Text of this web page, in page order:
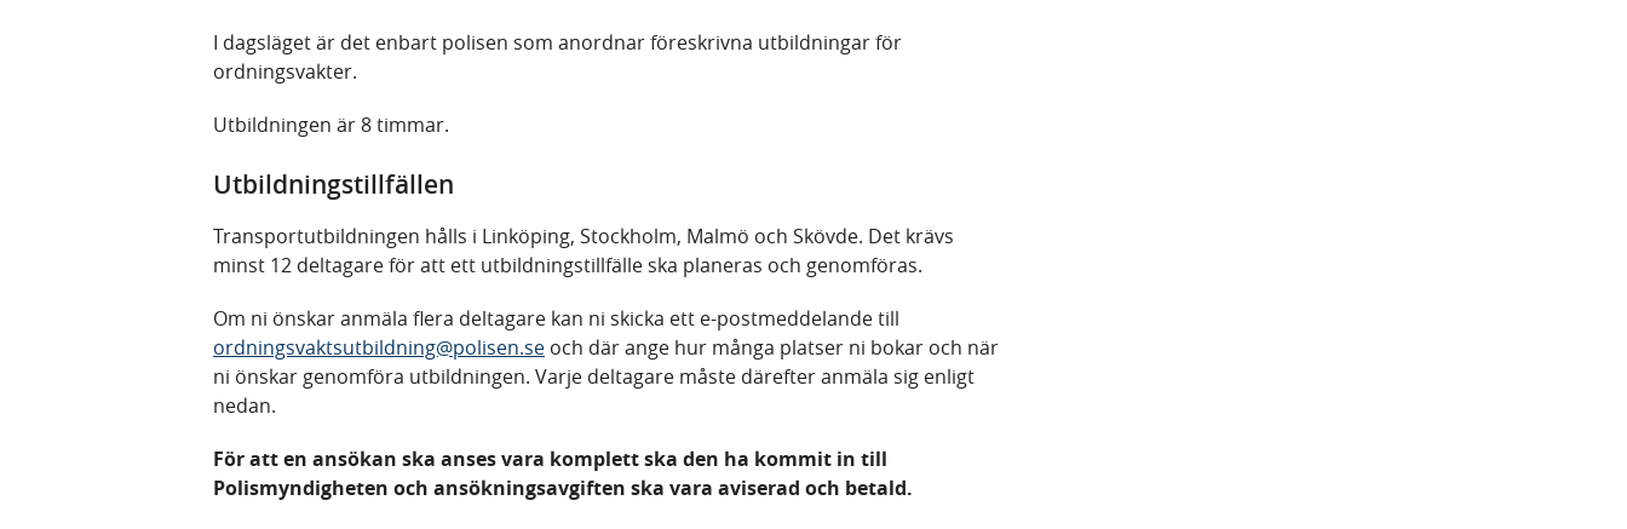
I dagsläget är det enbart polisen som anordnar föreskrivna utbildningar för
ordningsvakter.
Utbildningen är 8 timmar.
Utbildningstillfällen
Transportutbildningen hålls i Linköping, Stockholm, Malmö och Skövde. Det krävs
minst 12 deltagare för att ett utbildningstillfälle ska planeras och genomföras.
Om ni önskar anmäla flera deltagare kan ni skicka ett e-postmeddelande till
ordningsvaktsutbildning@polisen.se och där ange hur många platser ni bokar och när
ni önskar genomföra utbildningen. Varje deltagare måste därefter anmäla sig enligt
nedan.
För att en ansökan ska anses vara komplett ska den ha kommit in till
Polismyndigheten och ansökningsavgiften ska vara aviserad och betald.